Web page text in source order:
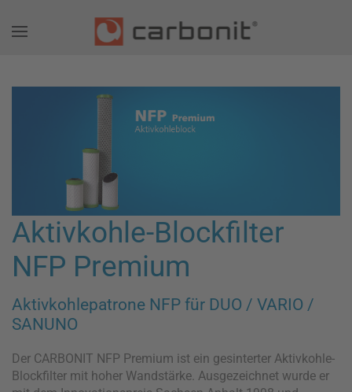
Aktivkohle-Blockfilter
NFP Premium
Aktivkohlepatrone NFP für DUO / VARIO /
SANUNO
Der CARBONIT NFP Premium ist ein gesinterter Aktivkohle-
Blockfilter mit hoher Wandstärke. Ausgezeichnet wurde er